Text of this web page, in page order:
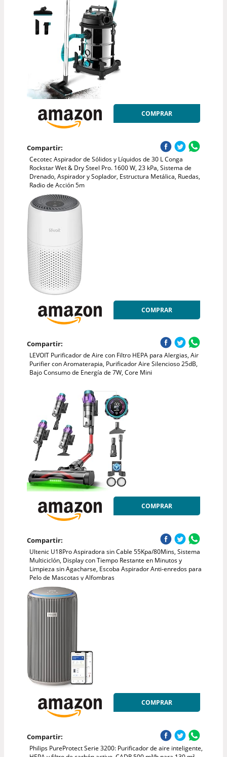
COMPRAR
Compartir:
Cecotec Aspirador de Sólidos y Líquidos de 30 L Conga
Rockstar Wet & Dry Steel Pro. 1600 W, 23 kPa, Sistema de
Drenado, Aspirador y Soplador, Estructura Metálica, Ruedas,
Radio de Acción 5m
COMPRAR
Compartir:
LEVOIT Purificador de Aire con Filtro HEPA para Alergias, Air
Purifier con Aromaterapia, Purificador Aire Silencioso 25dB,
Bajo Consumo de Energía de 7W, Core Mini
COMPRAR
Compartir:
Ultenic U18Pro Aspiradora sin Cable 55Kpa/80Mins, Sistema
Multiciclón, Display con Tiempo Restante en Minutos y
Limpieza sin Agacharse, Escoba Aspirador Anti-enredos para
Pelo de Mascotas y Alfombras
COMPRAR
Compartir:
Philips PureProtect Serie 3200: Purificador de aire inteligente,